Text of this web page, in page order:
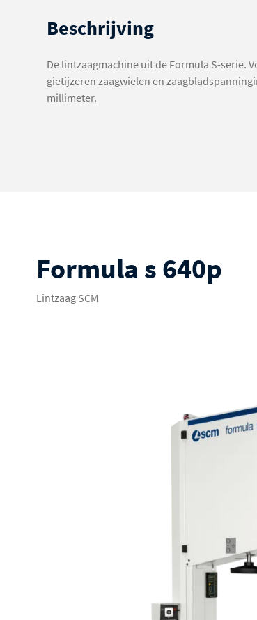
Beschrijving
De lintzaagmachine uit de Formula S-serie.
gietijzeren zaagwielen en
millimeter.
Formula s 640p
Lintzaag SCM